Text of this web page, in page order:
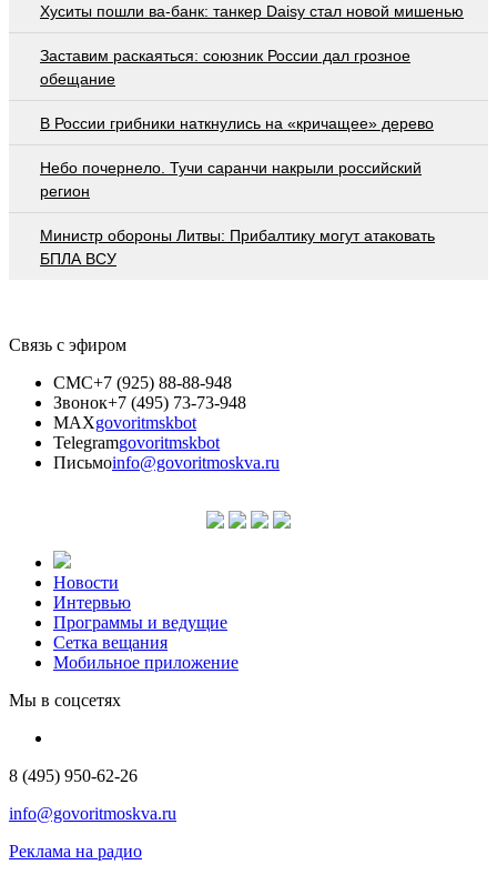
Хуситы пошли ва-банк: танкер Daisy стал новой мишенью
Заставим раскаяться: союзник России дал грозное
обещание
В России грибники наткнулись на «кричащее» дерево
Небо почернело. Тучи саранчи накрыли российский
регион
Министр обороны Литвы: Прибалтику могут атаковать
БПЛА ВСУ
Связь с эфиром
СМС+7 (925) 88-88-948
Звонок+7 (495) 73-73-948
MAXgovoritmskbot
Telegramgovoritmskbot
Письмоinfo@govoritmoskva.ru
Новости
Интервью
Программы и ведущие
Сетка вещания
Мобильное приложение
Мы в соцсетях
8 (495) 950-62-26
info@govoritmoskva.ru
Реклама на радио